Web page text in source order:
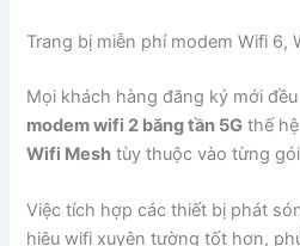
Trang bị miễn phí modem Wifi 6,
Mọi khách hàng đăng ký mới
modem wifi 2 băng tần 5G thế
Wifi Mesh tùy thuộc vào từng
Việc tích hợp các thiết bị phát
hiệu wifi xuyên tường tốt hơn,